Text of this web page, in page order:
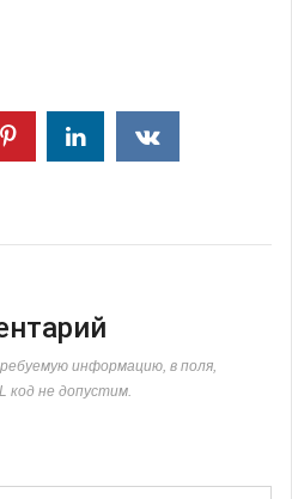
информацию, в поля,
код не допустим.